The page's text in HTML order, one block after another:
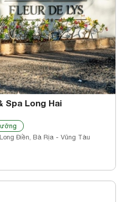
Spa Long Hai
Điền, Bà Rịa - Vũng Tàu